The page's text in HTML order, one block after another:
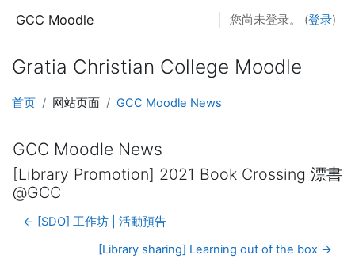
GCC Moodle 您尚未登录。 (登录)
Gratia Christian College Moodle
首页 网站页面 GCC Moodle News
GCC Moodle News
[Library Promotion] 2021 Book Crossing 漂書
@GCC
← [SDO] 工作坊 | 活動預告
[Library sharing] Learning out of the box →